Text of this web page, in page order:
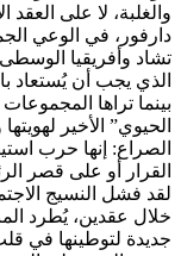
والغلبة، لا على العقد
دارفور، في الوعي
تشاد وأفريقيا الوسطى
الذي يجب أن يُستعاد
بينما تراها
الحيوي” الأخير
الصراع: إنها حرب
القرار أو على قصر
لقد فشل النسيج
خلال عقدين، يُطرد
جديدة لتوطينها في